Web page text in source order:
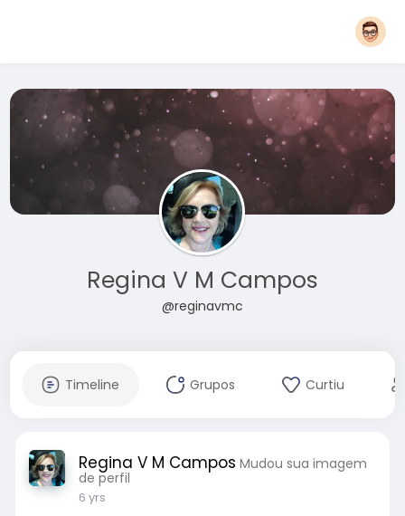
Regina V M Campos
@reginavmc
Timeline Grupos Curtiu
Regina V M Campos Mudou sua imagem
de perfil
6 yrs